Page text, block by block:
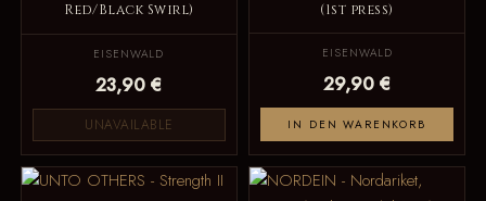
Red/Black Swirl)
EISENWALD
23,90 €
UNAVAILABLE
(1st press)
EISENWALD
29,90 €
IN DEN WARENKORB